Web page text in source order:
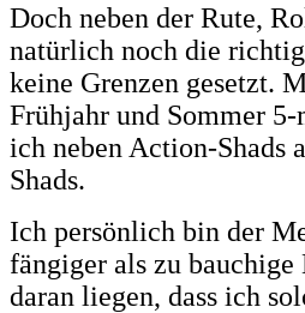
Doch neben der Rute,
natürlich noch die
keine Grenzen gesetzt.
Frühjahr und Sommer
ich neben Action-
Shads.
Ich persönlich bin der
fängiger als zu
daran liegen, dass ich